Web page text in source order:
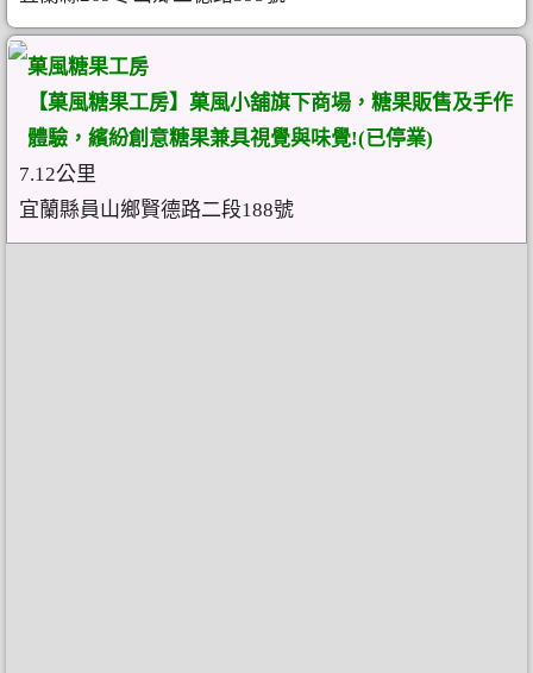
菓風糖果工房
【菓風糖果工房】菓風小舖旗下商場，糖果販售及手作
體驗，繽紛創意糖果兼具視覺與味覺!(已停業)
7.12公里
宜蘭縣員山鄉賢德路二段188號